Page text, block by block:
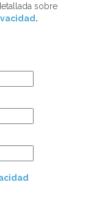
sobre
.